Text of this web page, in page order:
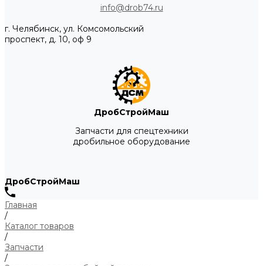
info@drob74.ru
г. Челябинск, ул. Комсомольский
проспект, д. 10, оф 9
ДробСтройМаш
Запчасти для спецтехники
дробильное оборудование
ДробСтройМаш
Главная
/
Каталог товаров
/
Запчасти
/